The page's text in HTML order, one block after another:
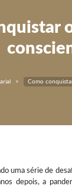
Como
uma série de
depois, a